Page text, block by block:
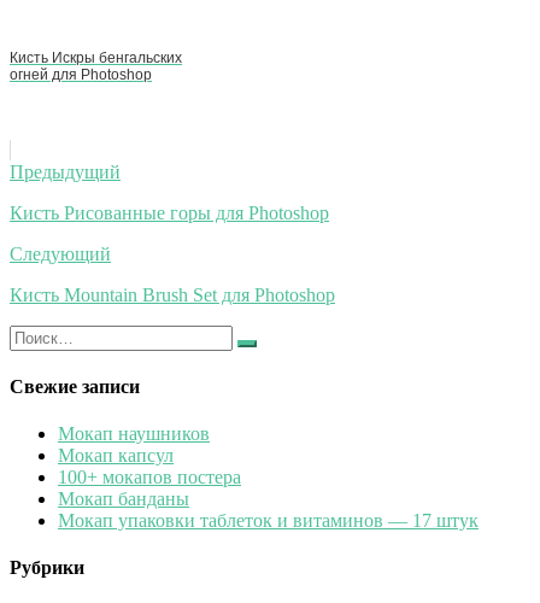
Кисть Искры бенгальских
огней для Photoshop
Навигация
по
записям
Предыдущий
Кисть Рисованные горы для Photoshop
Следующий
Кисть Mountain Brush Set для Photoshop
Искать:
Найти
Свежие записи
Мокап наушников
Мокап капсул
100+ мокапов постера
Мокап банданы
Мокап упаковки таблеток и витаминов — 17 штук
Рубрики